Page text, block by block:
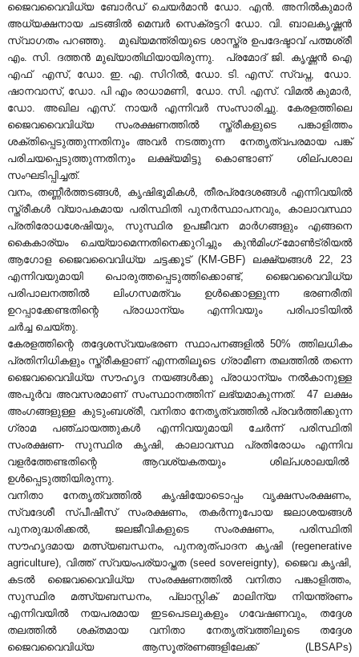
y
B
o
a
r
d
a
t
e
B
i
o
d
i
r
s
i
ജൈവവൈവിധ്യ ബോർഡ് ചെയർമാൻ ഡോ. എൻ. അനിൽകുമാർ
അധ്യക്ഷനായ ചടങ്ങിൽ മെമ്പർ സെക്രട്ടറി ഡോ. വി. ബാലകൃഷ്ണൻ
സ്വാഗതം പറഞ്ഞു. മുഖ്യമന്ത്രിയുടെ ശാസ്ത്ര ഉപദേഷ്ടാവ് പത്മശ്രീ
എം. സി. ദത്തൻ മുഖ്യാതിഥിയായിരുന്നു. പ്രമോദ് ജി. കൃഷ്ണൻ ഐ
എഫ് എസ്, ഡോ. ഇ. എ. സിറിൽ, ഡോ. ടി. എസ്. സ്വപ്ന, ഡോ.
ഷാനവാസ്, ഡോ. പി എം രാധാമണി, ഡോ. സി. എസ്. വിമൽ കുമാർ,
ഡോ. അഖില എസ്. നായർ എന്നിവർ സംസാരിച്ചു. കേരളത്തിലെ
ജൈവവൈവിധ്യ സംരക്ഷണത്തിൽ സ്ത്രീകളുടെ പങ്കാളിത്തം
ശക്തിപ്പെടുത്തുന്നതിനും അവർ നടത്തുന്ന നേതൃത്വപരമായ പങ്ക്
പരിചയപ്പെടുത്തുന്നതിനും ലക്ഷ്യമിട്ടു കൊണ്ടാണ് ശില്പശാല
സംഘടിപ്പിച്ചത്.
വനം, തണ്ണീർത്തടങ്ങൾ, കൃഷിഭൂമികൾ, തീരപ്രദേശങ്ങൾ എന്നിവയിൽ
സ്ത്രീകൾ വ്യാപകമായ പരിസ്ഥിതി പുനർസ്ഥാപനവും, കാലാവസ്ഥാ
പ്രതിരോധശേഷിയും, സുസ്ഥിര ഉപജീവന മാർഗങ്ങളും എങ്ങനെ
കൈകാര്യം ചെയ്യാമെന്നതിനെക്കുറിച്ചും കുൻമിംഗ്-മോൺട്രിയൽ
ആഗോള ജൈവവൈവിധ്യ ചട്ടക്കൂട് (KM-GBF) ലക്ഷ്യങ്ങൾ 22, 23
എന്നിവയുമായി പൊരുത്തപ്പെടുത്തിക്കൊണ്ട്, ജൈവവൈവിധ്യ
പരിപാലനത്തിൽ ലിംഗസമത്വം ഉൾക്കൊള്ളുന്ന ഭരണരീതി
ഉറപ്പാക്കേണ്ടതിന്റെ പ്രാധാന്യം എന്നിവയും പരിപാടിയിൽ
ചർച്ച ചെയ്തു.
കേരളത്തിന്റെ തദ്ദേശസ്വയംഭരണ സ്ഥാപനങ്ങളിൽ 50% ത്തിലധികം
പ്രതിനിധികളും സ്ത്രീകളാണ് എന്നതിലൂടെ ഗ്രാമീണ തലത്തിൽ തന്നെ
ജൈവവൈവിധ്യ സൗഹൃദ നയങ്ങൾക്കു പ്രാധാന്യം നൽകാനുള്ള
അപൂർവ അവസരമാണ് സംസ്ഥാനത്തിന് ലഭ്യമാകുന്നത്. 47 ലക്ഷം
അംഗങ്ങളുള്ള കുടുംബശ്രീ, വനിതാ നേതൃത്വത്തിൽ പ്രവർത്തിക്കുന്ന
ഗ്രാമ പഞ്ചായത്തുകൾ എന്നിവയുമായി ചേർന്ന് പരിസ്ഥിതി
സംരക്ഷണ- സുസ്ഥിര കൃഷി, കാലാവസ്ഥ പ്രതിരോധം എന്നിവ
വളർത്തേണ്ടതിന്റെ ആവശ്യകതയും ശില്പശാലയിൽ
ഉൾപ്പെടുത്തിയിരുന്നു.
വനിതാ നേതൃത്വത്തിൽ കൃഷിയോടൊപ്പം വൃക്ഷസംരക്ഷണം,
സ്വദേശീ സ്പീഷീസ് സംരക്ഷണം, തകർന്നുപോയ ജലാശയങ്ങൾ
പുനരുദ്ധരിക്കൽ, ജലജീവികളുടെ സംരക്ഷണം, പരിസ്ഥിതി
സൗഹൃദമായ മത്സ്യബന്ധനം, പുനരുത്പാദന കൃഷി (regenerative
agriculture), വിത്ത് സ്വയംപര്യാപ്തത (seed sovereignty), ജൈവ കൃഷി,
കടൽ ജൈവവൈവിധ്യ സംരക്ഷണത്തിൽ വനിതാ പങ്കാളിത്തം,
സുസ്ഥിര മത്സ്യബന്ധനം, പ്ലാസ്റ്റിക് മാലിന്യ നിയന്ത്രണം
എന്നിവയിൽ നയപരമായ ഇടപെടലുകളും ഗവേഷണവും, തദ്ദേശ
തലത്തിൽ ശക്തമായ വനിതാ നേതൃത്വത്തിലൂടെ തദ്ദേശ
ജൈവവൈവിധ്യ ആസൂത്രണങ്ങളിലേക്ക് (LBSAPs)